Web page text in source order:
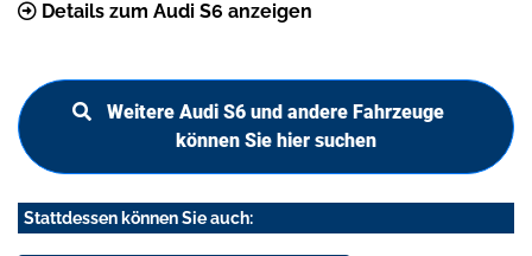
Details zum Audi S6 anzeigen
Weitere Audi S6 und andere Fahrzeuge
können Sie hier suchen
Stattdessen können Sie auch: